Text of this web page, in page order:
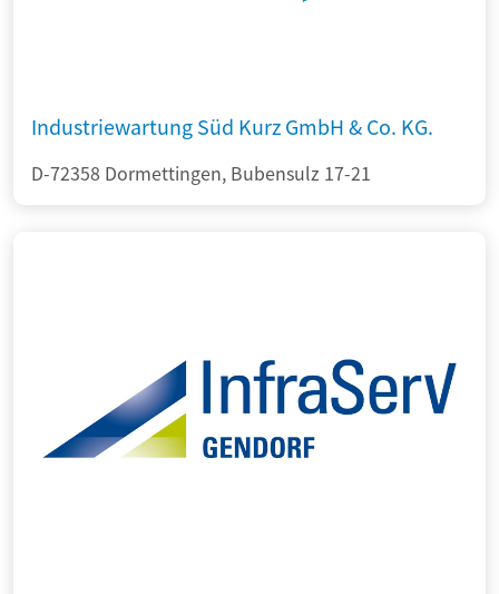
Industriewartung Süd Kurz GmbH & Co. KG.
D-72358 Dormettingen, Bubensulz 17-21